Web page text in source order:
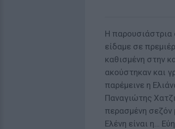
H
είδαμε σε
καθισμένη στην
ακούστηκαν και
παρέμεινε η
Παναγιώτης
περασμένη
Ελένη είναι η…